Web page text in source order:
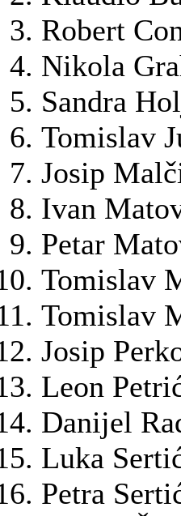
Robert
Nikola
Sandra
Tomislav
Josip
Ivan
Petar
Tomislav
Tomislav
Josip
Leon
Danijel
Luka
Petra